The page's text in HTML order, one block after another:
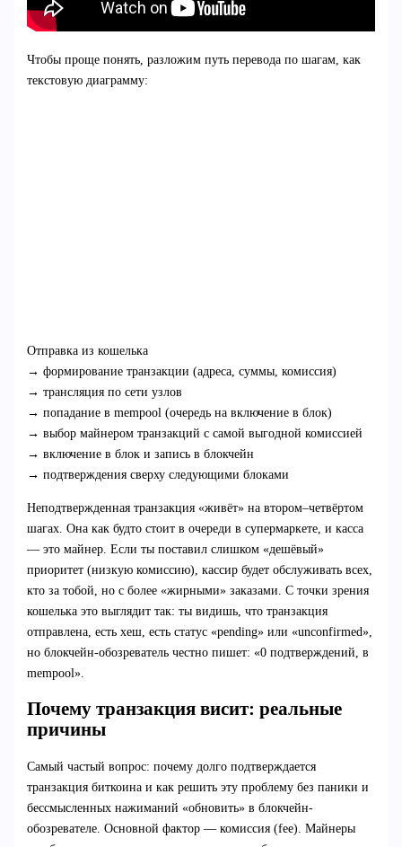
Чтобы проще понять, разложим путь перевода по шагам, как
текстовую диаграмму:
Отправка из кошелька
→ формирование транзакции (адреса, суммы, комиссия)
→ трансляция по сети узлов
→ попадание в mempool (очередь на включение в блок)
→ выбор майнером транзакций с самой выгодной комиссией
→ включение в блок и запись в блокчейн
→ подтверждения сверху следующими блоками
Неподтвержденная транзакция «живёт» на втором–четвёртом
шагах. Она как будто стоит в очереди в супермаркете, и касса
— это майнер. Если ты поставил слишком «дешёвый»
приоритет (низкую комиссию), кассир будет обслуживать всех,
кто за тобой, но с более «жирными» заказами. С точки зрения
кошелька это выглядит так: ты видишь, что транзакция
отправлена, есть хеш, есть статус «pending» или «unconfirmed»,
но блокчейн-обозреватель честно пишет: «0 подтверждений, в
mempool».
Почему транзакция висит: реальные
причины
Самый частый вопрос: почему долго подтверждается
транзакция биткоина и как решить эту проблему без паники и
бессмысленных нажиманий «обновить» в блокчейн-
обозревателе. Основной фактор — комиссия (fee). Майнеры